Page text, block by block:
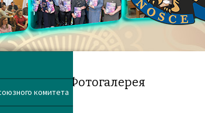
Фотогалерея
комитета